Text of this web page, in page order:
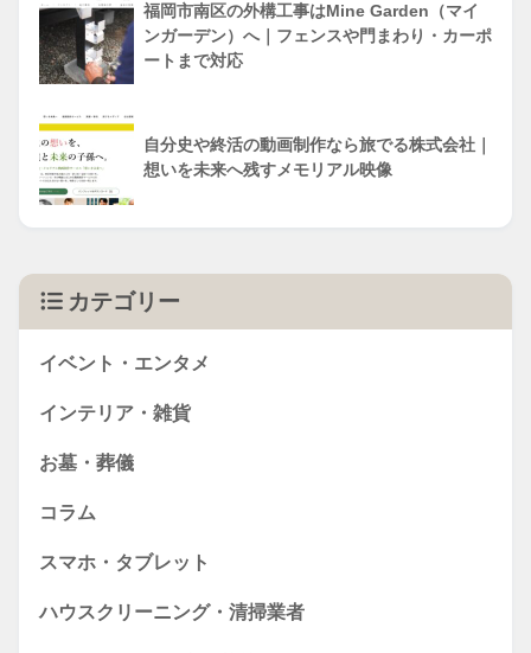
福岡市南区の外構工事はMine Garden（マイ
ンガーデン）へ｜フェンスや門まわり・カーポ
ートまで対応
自分史や終活の動画制作なら旅でる株式会社｜
想いを未来へ残すメモリアル映像
カテゴリー
イベント・エンタメ
インテリア・雑貨
お墓・葬儀
コラム
スマホ・タブレット
ハウスクリーニング・清掃業者